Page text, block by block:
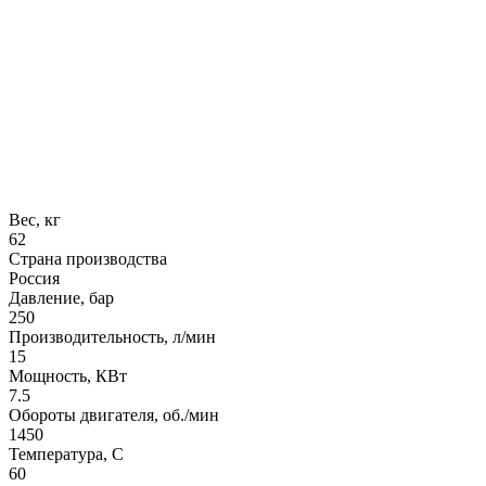
Вес, кг
62
Страна производства
Россия
Давление, бар
250
Производительность, л/мин
15
Мощность, КВт
7.5
Обороты двигателя, об./мин
1450
Температура, C
60